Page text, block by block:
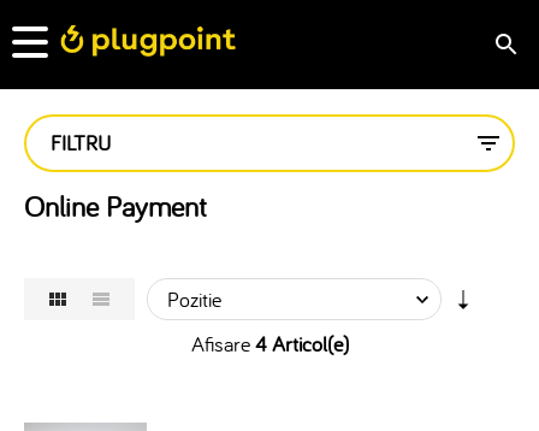
FILTRU
Online Payment
Afisare4 Articol(e)